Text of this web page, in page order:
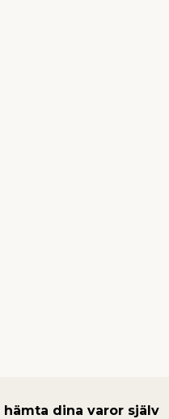
hämta dina varor själv